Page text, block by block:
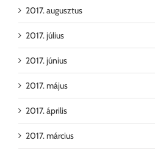
2017. augusztus
2017. július
2017. június
2017. május
2017. április
2017. március